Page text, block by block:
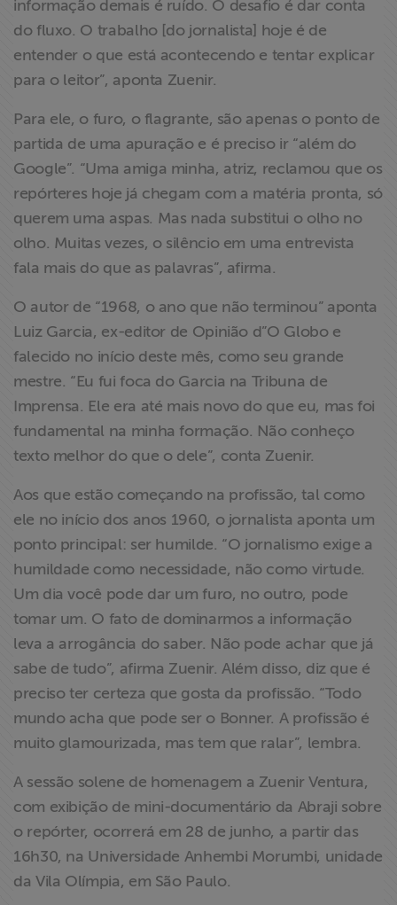
informação demais é ruído. O desafio é dar conta
do fluxo. O trabalho [do jornalista] hoje é de
entender o que está acontecendo e tentar explicar
para o leitor”, aponta Zuenir.
Para ele, o furo, o flagrante, são apenas o ponto de
partida de uma apuração e é preciso ir “além do
Google”. “Uma amiga minha, atriz, reclamou que os
repórteres hoje já chegam com a matéria pronta, só
querem uma aspas. Mas nada substitui o olho no
olho. Muitas vezes, o silêncio em uma entrevista
fala mais do que as palavras”, afirma.
O autor de “1968, o ano que não terminou” aponta
Luiz Garcia, ex-editor de Opinião d”O Globo e
falecido no início deste mês, como seu grande
mestre. “Eu fui foca do Garcia na Tribuna de
Imprensa. Ele era até mais novo do que eu, mas foi
fundamental na minha formação. Não conheço
texto melhor do que o dele”, conta Zuenir.
Aos que estão começando na profissão, tal como
ele no início dos anos 1960, o jornalista aponta um
ponto principal: ser humilde. “O jornalismo exige a
humildade como necessidade, não como virtude.
Um dia você pode dar um furo, no outro, pode
tomar um. O fato de dominarmos a informação
leva a arrogância do saber. Não pode achar que já
sabe de tudo”, afirma Zuenir. Além disso, diz que é
preciso ter certeza que gosta da profissão. “Todo
mundo acha que pode ser o Bonner. A profissão é
muito glamourizada, mas tem que ralar”, lembra.
A sessão solene de homenagem a Zuenir Ventura,
com exibição de mini-documentário da Abraji sobre
o repórter, ocorrerá em 28 de junho, a partir das
16h30, na Universidade Anhembi Morumbi, unidade
da Vila Olímpia, em São Paulo.